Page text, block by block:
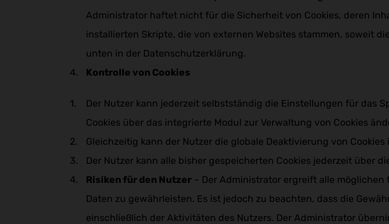
Administrator haftet nicht für die Sicherheit von Cookies, deren
installierten Skripte, die von externen Websites stammen, soweit
unten in der Datenschutzerklärung.
Kontrolle von Cookies
Der Nutzer kann jederzeit selbstständig die Einstellungen für das
Cookies über das integrierte Modul zur Verwaltung von Cookies
Gleichzeitig kann der Nutzer die globale Deaktivierung von
Der Nutzer kann alle bisher gespeicherten Cookies jederzeit über
Risiken für den Nutzer – Der Administrator ergreift alle
Daten zu gewährleisten. Es ist jedoch zu beachten, dass die
einschließlich der Aktivitäten des Nutzers. Der Administrator